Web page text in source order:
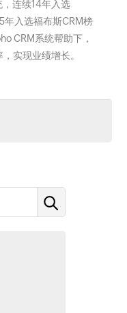
连续14年入选
入选福布斯CRM榜
CRM系统帮助下，
实现业绩增长。